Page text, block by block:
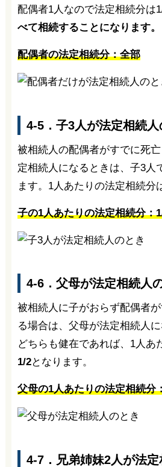
配偶者1人なので法定相続分は
べて相続することになります。
配偶者の法定相続分：全部
4-5．子3人が法定相続人
被相続人の配偶者がすでに死
定相続人になるときは、子3人
ます。1人あたりの法定相続分
子の1人あたりの法定相続分：
4-6．父母が法定相続人
被相続人に子がおらず配偶者
る場合は、父母が法定相続人
どちらも健在であれば、1人あ
1/2となります。
父母の1人あたりの法定相続分
4-7．兄弟姉妹2人が法定